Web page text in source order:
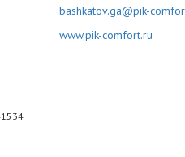
bashkatov.ga@pik-
www.pik-comfort.ru